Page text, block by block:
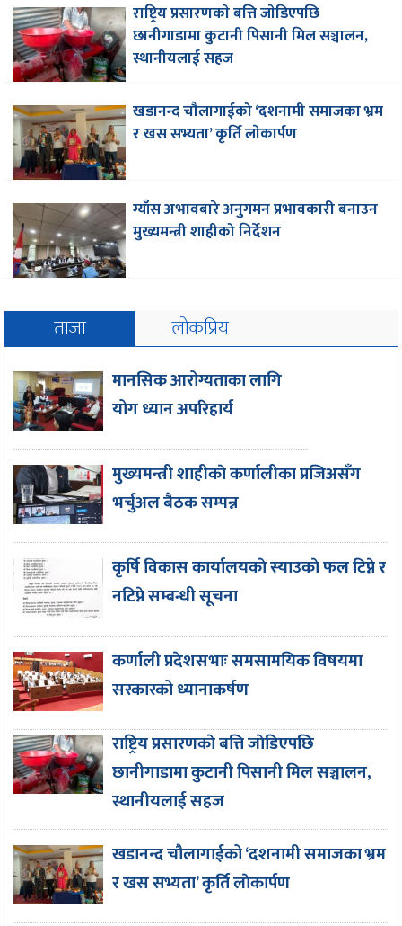
राष्ट्रिय प्रसारणकाे बत्ति जाेडिएपछि
छानीगाडामा कुटानी पिसानी मिल सञ्चालन,
स्थानीयलाई सहज
खडानन्द चौलागाईको ‘दशनामी समाजका भ्रम
र खस सभ्यता’ कृर्ति लाेकार्पण
ग्याँस अभावबारे अनुगमन प्रभावकारी बनाउन
मुख्यमन्त्री शाहीको निर्देशन
ताजा लोकप्रिय
मानसिक आरोग्यताका लागि
योग ध्यान अपरिहार्य
मुख्यमन्त्री शाहीकाे कर्णालीका प्रजिअसँग
भर्चुअल बैठक सम्पन्न
कृर्षि विकास कार्यालयकाे स्याउकाे फल टिप्ने र
नटिप्ने सम्बन्धी सूचना
कर्णाली प्रदेशसभाः समसामयिक विषयमा
सरकारको ध्यानाकर्षण
राष्ट्रिय प्रसारणकाे बत्ति जाेडिएपछि
छानीगाडामा कुटानी पिसानी मिल सञ्चालन,
स्थानीयलाई सहज
खडानन्द चौलागाईको ‘दशनामी समाजका भ्रम
र खस सभ्यता’ कृर्ति लाेकार्पण